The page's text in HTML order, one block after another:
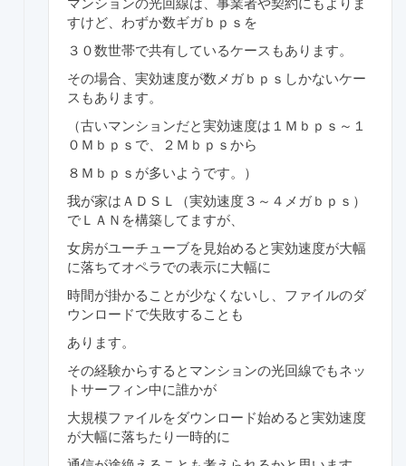
すけど、わずか数ギガｂｐｓを
３０数世帯で共有しているケースもあります。
その場合、実効速度が数メガｂｐｓしかないケー
スもあります。
（古いマンションだと実効速度は１Ｍｂｐｓ～１
０Ｍｂｐｓで、２Ｍｂｐｓから
８Ｍｂｐｓが多いようです。）
我が家はＡＤＳＬ（実効速度３～４メガｂｐｓ）
でＬＡＮを構築してますが、
女房がユーチューブを見始めると実効速度が大幅
に落ちてオペラでの表示に大幅に
時間が掛かることが少なくないし、ファイルのダ
ウンロードで失敗することも
あります。
その経験からするとマンションの光回線でもネッ
トサーフィン中に誰かが
大規模ファイルをダウンロード始めると実効速度
が大幅に落ちたり一時的に